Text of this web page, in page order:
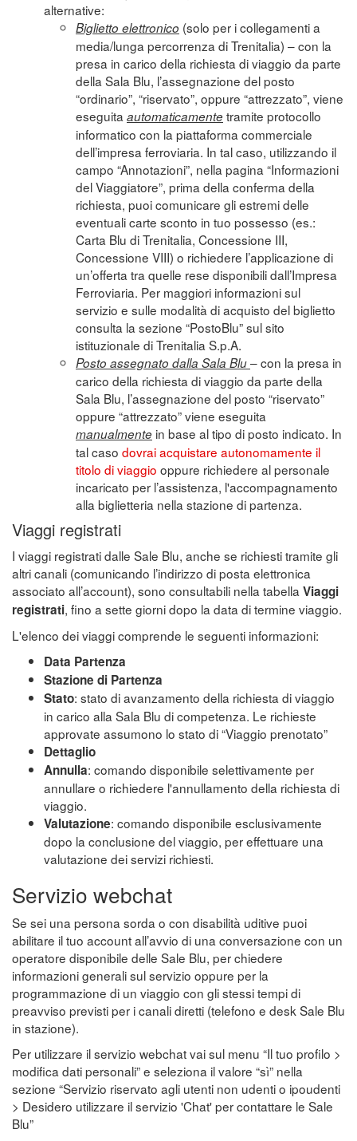
alternative:
Biglietto elettronico (solo per i collegamenti a
media/lunga percorrenza di Trenitalia) – con la
presa in carico della richiesta di viaggio da parte
della Sala Blu, l’assegnazione del posto
“ordinario”, “riservato”, oppure “attrezzato”, viene
eseguita automaticamentetramite protocollo
informatico con la piattaforma commerciale
dell’impresa ferroviaria. In tal caso, utilizzando il
campo “Annotazioni”, nella pagina “Informazioni
del Viaggiatore”, prima della conferma della
richiesta, puoi comunicare gli estremi delle
eventuali carte sconto in tuo possesso (es.:
Carta Blu di Trenitalia, Concessione III,
Concessione VIII) o richiedere l’applicazione di
un’offerta tra quelle rese disponibili dall’Impresa
Ferroviaria. Per maggiori informazioni sul
servizio e sulle modalità di acquisto del biglietto
consulta la sezione “PostoBlu” sul sito
istituzionale di Trenitalia S.p.A.
Posto assegnato dalla Sala Blu– con la presa in
carico della richiesta di viaggio da parte della
Sala Blu, l’assegnazione del posto “riservato”
oppure “attrezzato” viene eseguita
manualmente in base al tipo di posto indicato. In
tal caso dovrai acquistare autonomamente il
titolo di viaggio oppure richiedere al personale
incaricato per l’assistenza, l'accompagnamento
alla biglietteria nella stazione di partenza.
Viaggi registrati
I viaggi registrati dalle Sale Blu, anche se richiesti tramite gli
altri canali (comunicando l’indirizzo di posta elettronica
associato all’account), sono consultabili nella tabella Viaggi
registrati, fino a sette giorni dopo la data di termine viaggio.
L'elenco dei viaggi comprende le seguenti informazioni:
Data Partenza
Stazione di Partenza
Stato: stato di avanzamento della richiesta di viaggio
in carico alla Sala Blu di competenza. Le richieste
approvate assumono lo stato di “Viaggio prenotato”
Dettaglio
Annulla: comando disponibile selettivamente per
annullare o richiedere l'annullamento della richiesta di
viaggio.
Valutazione: comando disponibile esclusivamente
dopo la conclusione del viaggio, per effettuare una
valutazione dei servizi richiesti.
Servizio webchat
Se sei una persona sorda o con disabilità uditive puoi
abilitare il tuo account all’avvio di una conversazione con un
operatore disponibile delle Sale Blu, per chiedere
informazioni generali sul servizio oppure per la
programmazione di un viaggio con gli stessi tempi di
preavviso previsti per i canali diretti (telefono e desk Sale Blu
in stazione).
Per utilizzare il servizio webchat vai sul menu “Il tuo profilo >
modifica dati personali” e seleziona il valore “sì” nella
sezione “Servizio riservato agli utenti non udenti o ipoudenti
> Desidero utilizzare il servizio 'Chat' per contattare le Sale
Blu”